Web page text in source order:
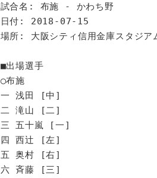
試合名: 布施 - かわち野
日付: 2018-07-15
場所: 大阪シティ信用金庫スタジア
■出場選手
◯布施
一 浅田 [中]
二 滝山 [二]
三 五十嵐 [一]
四 西辻 [左]
五 奥村 [右]
六 斉藤 [三]